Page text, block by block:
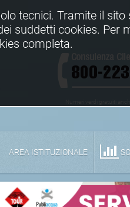
AREA ISTITUZIONALE
tecnici. Tramite il
suddetti cookies.
completa.